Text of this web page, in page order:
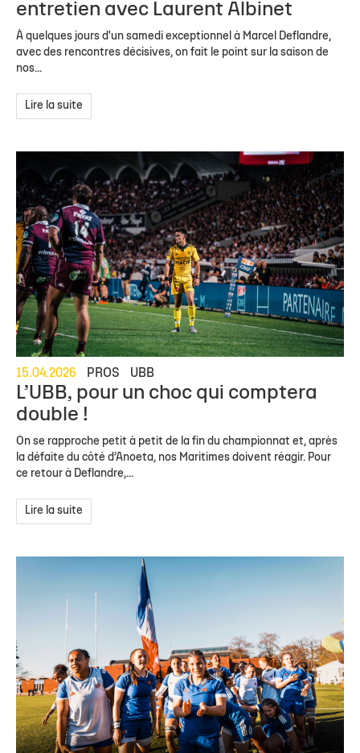
entretien avec Laurent Albinet
À quelques jours d'un samedi exceptionnel à Marcel Deflandre,
avec des rencontres décisives, on fait le point sur la saison de
nos...
Lire la suite
15.04.2026 PROS UBB
L’UBB, pour un choc qui comptera
double !
On se rapproche petit à petit de la fin du championnat et, après
la défaite du côté d’Anoeta, nos Maritimes doivent réagir. Pour
ce retour à Deflandre,...
Lire la suite